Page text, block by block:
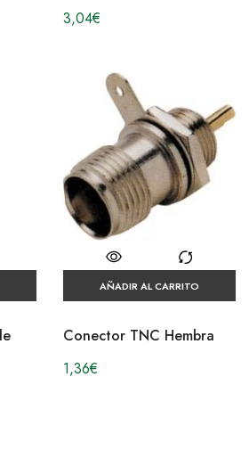
3,04€
AÑADIR AL CARRITO
Conector TNC Hembra
1,36€